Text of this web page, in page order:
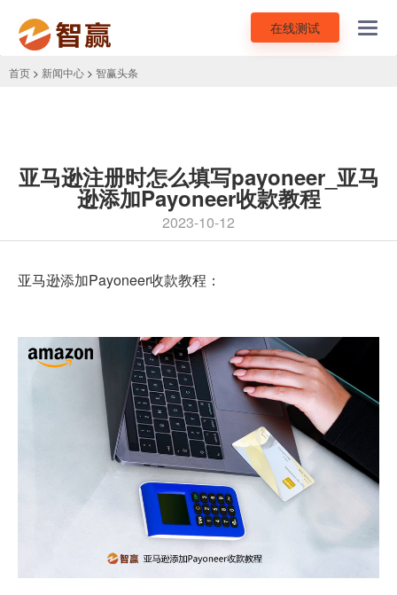
在线测试
首页 > 新闻中心 > 智赢头条
亚马逊注册时怎么填写payoneer_亚马
逊添加Payoneer收款教程
2023-10-12
亚马逊添加Payoneer收款教程：